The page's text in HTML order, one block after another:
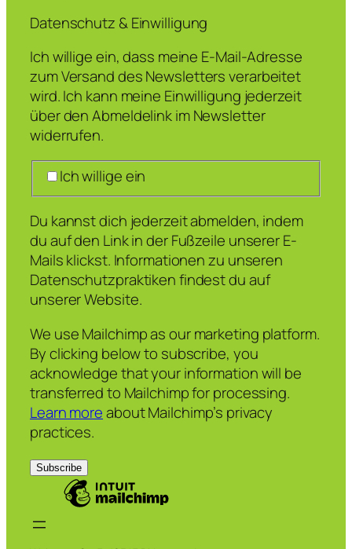
Datenschutz & Einwilligung
Ich willige ein, dass meine E-Mail-Adresse
zum Versand des Newsletters verarbeitet
wird. Ich kann meine Einwilligung jederzeit
über den Abmeldelink im Newsletter
widerrufen.
Ich willige ein
Du kannst dich jederzeit abmelden, indem
du auf den Link in der Fußzeile unserer E-
Mails klickst. Informationen zu unseren
Datenschutzpraktiken findest du auf
unserer Website.
We use Mailchimp as our marketing platform.
By clicking below to subscribe, you
acknowledge that your information will be
transferred to Mailchimp for processing.
Learn moreabout Mailchimp’s privacy
practices.